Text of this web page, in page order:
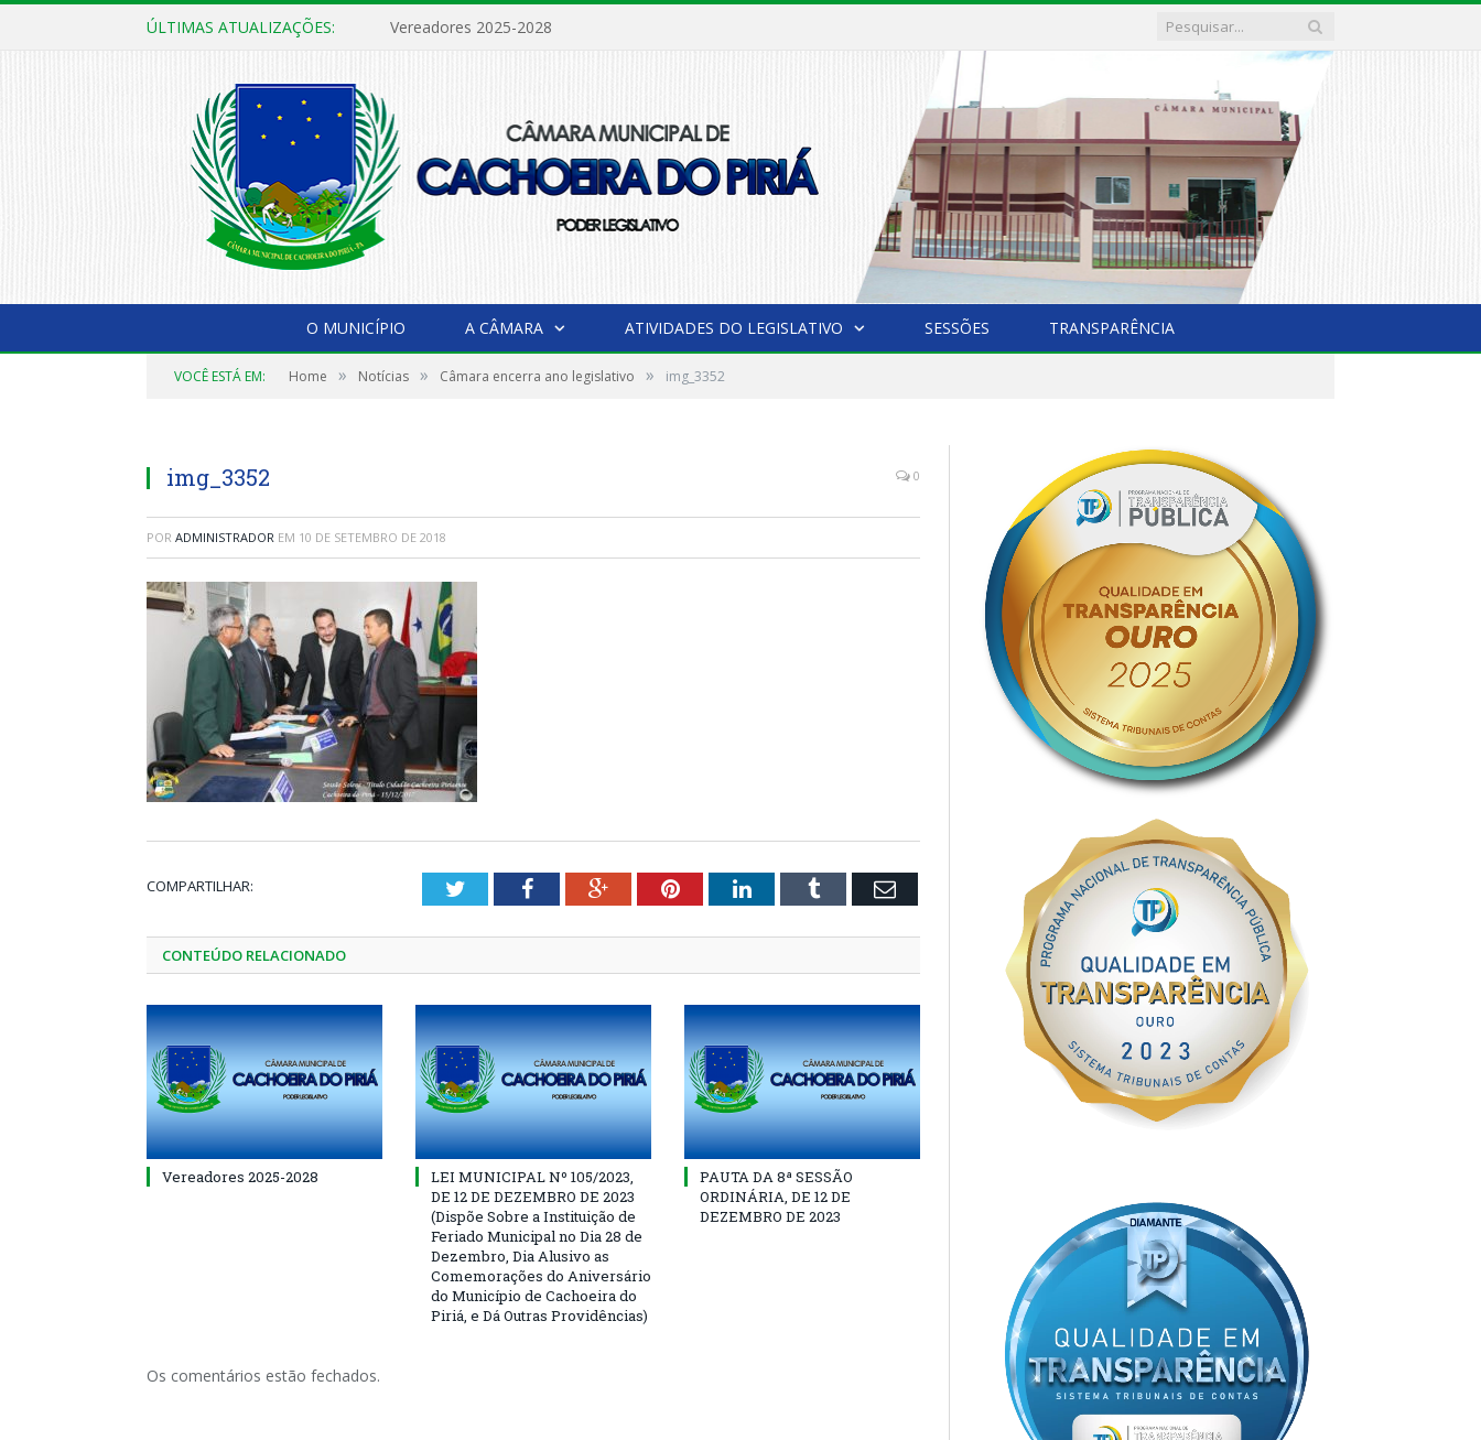
ÚLTIMAS ATUALIZAÇÕES: Vereadores 2025-2028
O MUNICÍPIO A CÂMARA ATIVIDADES DO LEGISLATIVO SESSÕES TRANSPARÊNCIA
VOCÊ ESTÁ EM: Home » Notícias » Câmara encerra ano legislativo » img_3352
img_3352 0
POR ADMINISTRADOR EM 10 DE SETEMBRO DE 2018
COMPARTILHAR: TwitterFacebookGoogle+PinterestLinkedInTumblr Email
CONTEÚDO RELACIONADO
Vereadores 2025-2028
LEI MUNICIPAL Nº 105/2023,
DE 12 DE DEZEMBRO DE 2023
(Dispõe Sobre a Instituição de
Feriado Municipal no Dia 28 de
Dezembro, Dia Alusivo as
Comemorações do Aniversário
do Município de Cachoeira do
Piriá, e Dá Outras Providências)
PAUTA DA 8ª SESSÃO
ORDINÁRIA, DE 12 DE
DEZEMBRO DE 2023
Os comentários estão fechados.